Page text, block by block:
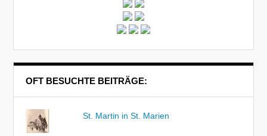
OFT BESUCHTE BEITRÄGE:
St. Martin in St. Marien